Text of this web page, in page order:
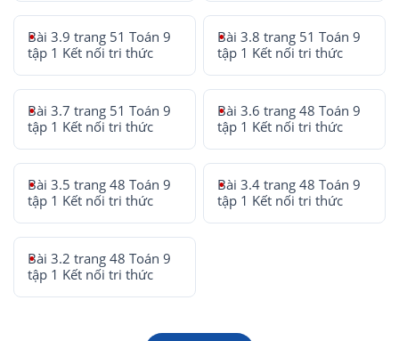
Bài 3.9 trang 51 Toán 9
tập 1 Kết nối tri thức
Bài 3.8 trang 51 Toán 9
tập 1 Kết nối tri thức
Bài 3.7 trang 51 Toán 9
tập 1 Kết nối tri thức
Bài 3.6 trang 48 Toán 9
tập 1 Kết nối tri thức
Bài 3.5 trang 48 Toán 9
tập 1 Kết nối tri thức
Bài 3.4 trang 48 Toán 9
tập 1 Kết nối tri thức
Bài 3.2 trang 48 Toán 9
tập 1 Kết nối tri thức